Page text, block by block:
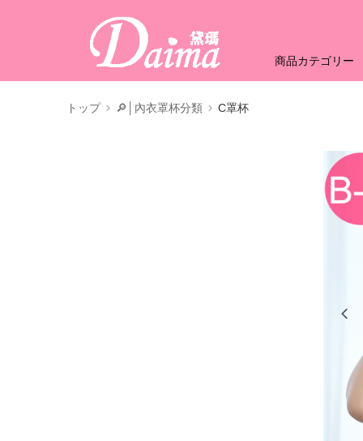
商品カテゴリー
トップ 🔎│內衣罩杯分類 C罩杯